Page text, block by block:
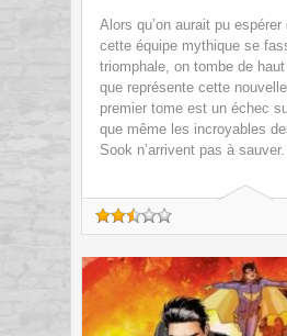
Alors qu’on aurait pu
cette équipe mythique se
triomphale, on tombe de
que représente cette
premier tome est un échec
que même les incroyables
Sook n’arrivent pas à sauver.